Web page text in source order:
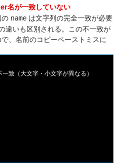
名が一致していない
name は文字列の完全一致が必要
違いも区別される。この不一致が
、名前のコピーペーストミスに
（大文字・小文字が異なる）